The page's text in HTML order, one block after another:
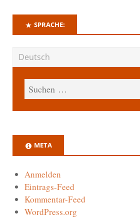
SPRACHE:
META
Anmelden
Eintrags-Feed
Kommentar-Feed
WordPress.org